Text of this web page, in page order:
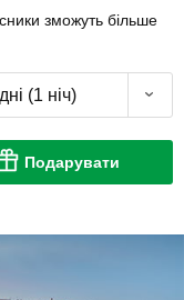
зможуть більше
(1 ніч)
Подарувати